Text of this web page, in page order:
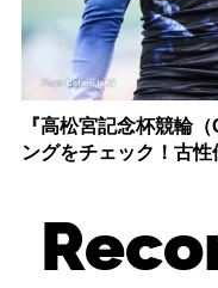
『高松宮記念杯競輪
ングをチェック！古